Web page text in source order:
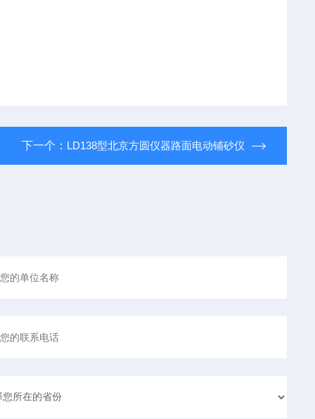
下一个： LD138型北京方圆仪器路面电动铺砂仪